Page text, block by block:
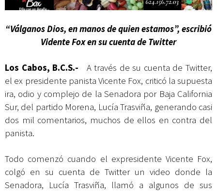
“Válganos Dios, en manos de quien estamos”, escribió
Vidente Fox en su cuenta de Twitter
Los Cabos, B.C.S.-
A través de su cuenta de Twitter,
el ex presidente panista Vicente Fox, criticó la supuesta
ira, odio y complejo de la Senadora por Baja California
Sur, del partido Morena, Lucía Trasviña, generando casi
dos mil comentarios, muchos de ellos en contra del
panista.
Todo comenzó cuando el expresidente Vicente Fox,
colgó en su cuenta de Twitter un video donde la
Senadora, Lucía Trasviña, llamó a algunos de sus